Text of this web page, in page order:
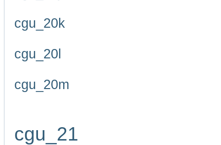
cgu_20k
cgu_20l
cgu_20m
cgu_21